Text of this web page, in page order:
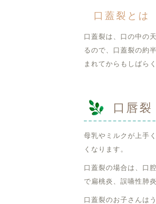
口蓋裂とは
口蓋裂は、口の中の
るので、口蓋裂の約
まれてからもしばら
口唇裂
母乳やミルクが上手
くなります。
口蓋裂の場合は、口
で扁桃炎、誤嚥性肺
口蓋裂のお子さんは